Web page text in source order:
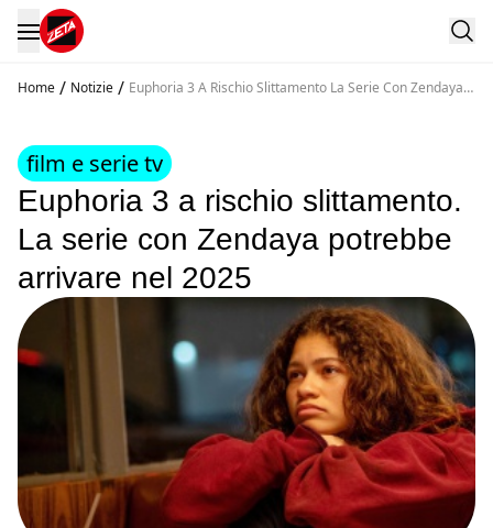
Home / Notizie / Euphoria 3 A Rischio Slittamento La Serie Con Zendaya
film e serie tv
Euphoria 3 a rischio slittamento.
La serie con Zendaya potrebbe
arrivare nel 2025